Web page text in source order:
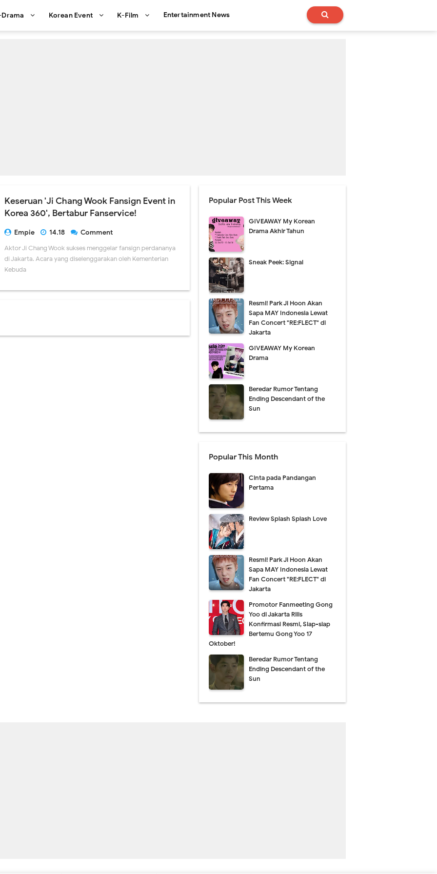
Drama Korean Event K-Film Entertainment News
Keseruan 'Ji Chang Wook Fansign Event in
Korea 360', Bertabur Fanservice!
Empie 14.18
Comment
Aktor Ji Chang Wook sukses menggelar fansign perdananya
di Jakarta. Acara yang diselenggarakan oleh Kementerian
Kebuda
Popular Post This Week
GIVEAWAY My Korean
Drama Akhir Tahun
Sneak Peek: Signal
Resmi! Park Ji Hoon Akan
Sapa MAY Indonesia Lewat
Fan Concert "RE:FLECT" di
Jakarta
GIVEAWAY My Korean
Drama
Beredar Rumor Tentang
Ending Descendant of the
Sun
Popular This Month
Cinta pada Pandangan
Pertama
Review Splash Splash Love
Resmi! Park Ji Hoon Akan
Sapa MAY Indonesia Lewat
Fan Concert "RE:FLECT" di
Jakarta
Promotor Fanmeeting Gong
Yoo di Jakarta Rilis
Konfirmasi Resmi, Siap-siap
Bertemu Gong Yoo 17
Oktober!
Beredar Rumor Tentang
Ending Descendant of the
Sun